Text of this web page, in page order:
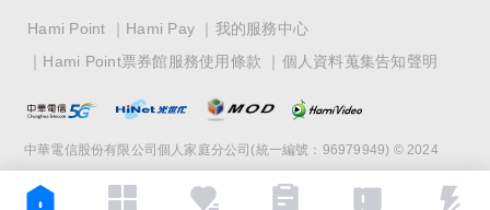
Hami Point Hami Pay
我的服務中心
Hami Point票券館服務使用條款
個人資料蒐集告知聲明
中華電信股份有限公司個人家庭分公司(統一編號：96979949) © 2024